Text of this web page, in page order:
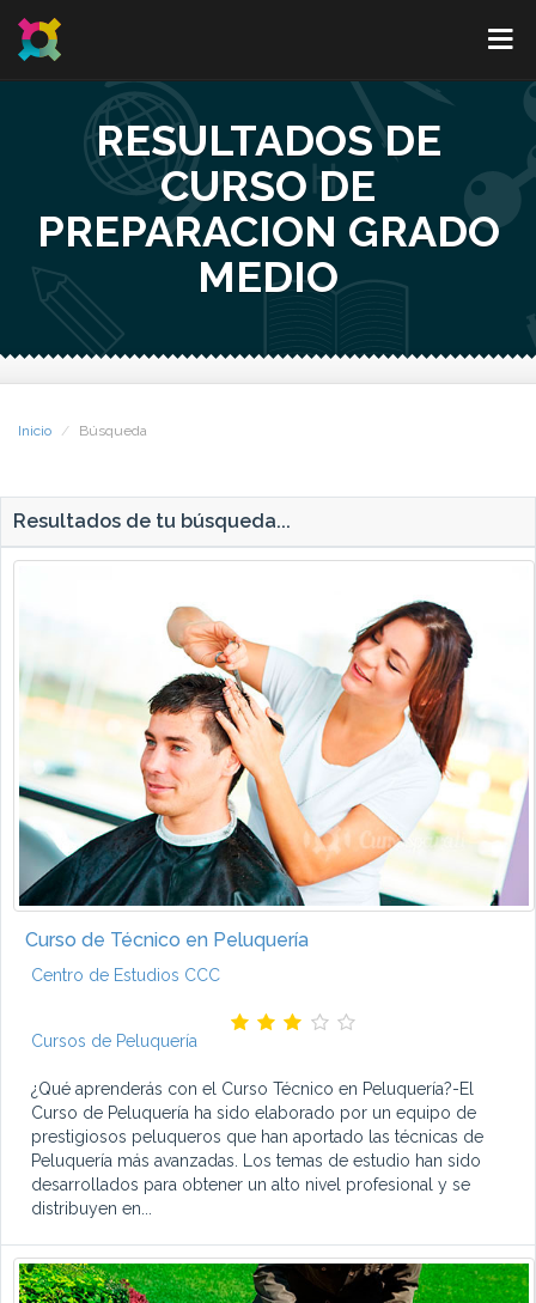
RESULTADOS DE
CURSO DE
PREPARACION GRADO
MEDIO
Inicio Búsqueda
Resultados de tu búsqueda...
Curso de Técnico en Peluquería
Centro de Estudios CCC
Cursos de Peluquería
¿Qué aprenderás con el Curso Técnico en Peluquería?-El
Curso de Peluquería ha sido elaborado por un equipo de
prestigiosos peluqueros que han aportado las técnicas de
Peluquería más avanzadas. Los temas de estudio han sido
desarrollados para obtener un alto nivel profesional y se
distribuyen en...